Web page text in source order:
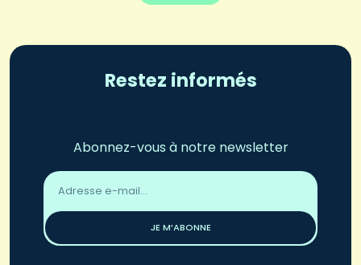
Restez informés
Abonnez-vous à notre newsletter
Adresse
email
JE M’ABONNE